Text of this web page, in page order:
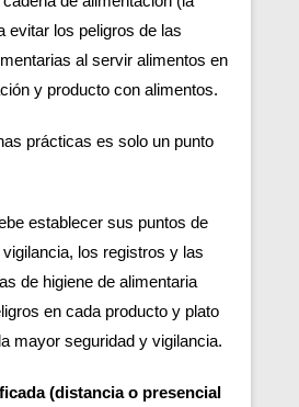
evitar los peligros de las
al servir alimentos en
y producto con alimentos.
prácticas es solo un punto
establecer sus puntos de
los registros y las
de higiene de alimentaria
en cada producto y plato
mayor seguridad y vigilancia.
(distancia o presencial